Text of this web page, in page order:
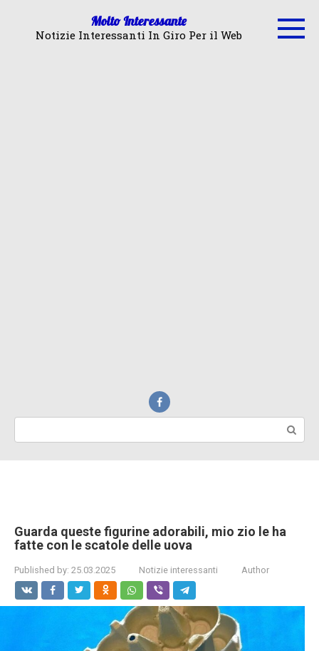
Molto Interessante
Notizie Interessanti In Giro Per il Web
Guarda queste figurine adorabili, mio zio le ha
fatte con le scatole delle uova
Published by: 25.03.2025 Notizie interessanti Author